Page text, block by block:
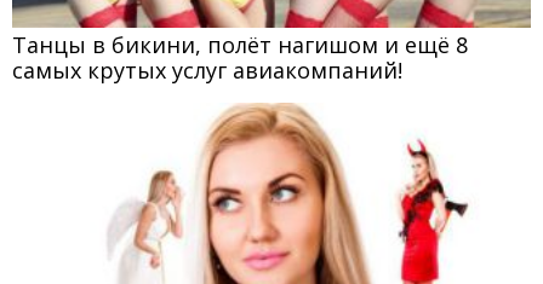
Танцы в бикини, полёт нагишом и ещё 8
самых крутых услуг авиакомпаний!